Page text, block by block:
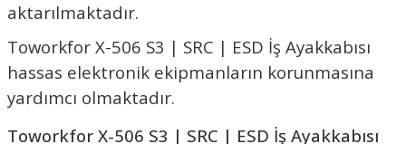
aktarılmaktadır.
Toworkfor X-506 S3 | SRC | ESD İş Ayakkabısı
hassas elektronik ekipmanların korunmasına
yardımcı olmaktadır.
Toworkfor X-506 S3 | SRC | ESD İş Ayakkabısı